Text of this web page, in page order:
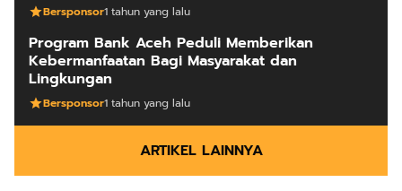
Bersponsor1 tahun yang lalu
Program Bank Aceh Peduli Memberikan
Kebermanfaatan Bagi Masyarakat dan
Lingkungan
Bersponsor1 tahun yang lalu
ARTIKEL LAINNYA